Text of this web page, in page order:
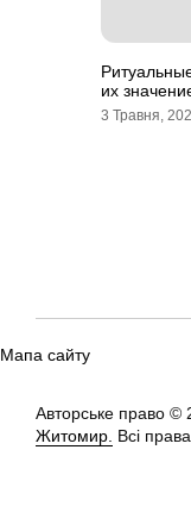
их
3 Травня,
Мапа сайту
Авторське право ©
Житомир. Всі